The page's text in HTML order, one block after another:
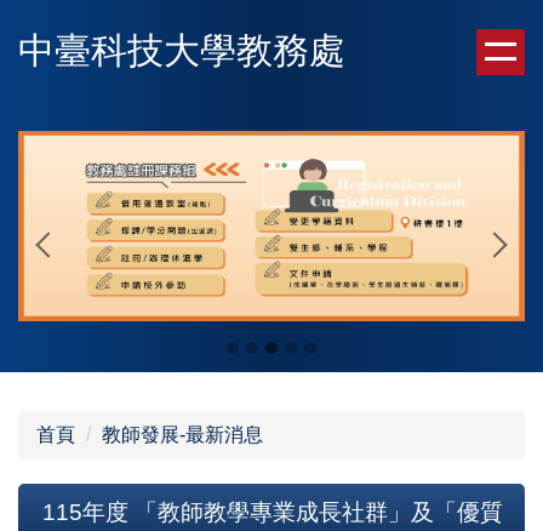
到
內
中臺科技大學教務處
首頁 教師發展-最新消息
115年度 「教師教學專業成長社群」及「優質